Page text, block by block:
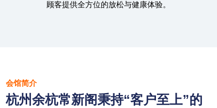
顾客提供全方位的放松与健康体验。
会馆简介
杭州余杭常新阁秉持“客户至上”的